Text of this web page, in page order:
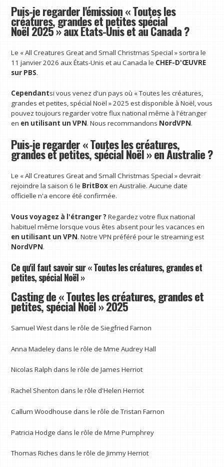
Puis-je regarder l'émission « Toutes les
créatures, grandes et petites spécial
Noël 2025 » aux États-Unis et au Canada ?
Le « All Creatures Great and Small Christmas Special » sortira le
11 janvier 2026 aux États-Unis et au Canada le CHEF-D'ŒUVRE
sur PBS.
Cependantsi vous venez d'un pays où « Toutes les créatures,
grandes et petites, spécial Noël » 2025 est disponible à Noël, vous
pouvez toujours regarder votre flux national même à l'étranger
en en utilisant un VPN. Nous recommandons NordVPN.
Puis-je regarder « Toutes les créatures,
grandes et petites, spécial Noël » en Australie ?
Le « All Creatures Great and Small Christmas Special » devrait
rejoindre la saison 6 le BritBoxen Australie. Aucune date
officielle n'a encore été confirmée.
Vous voyagez à l'étranger ? Regardez votre flux national
habituel même lorsque vous êtes absent pour les vacances en
en utilisant un VPN. Notre VPN préféré pour le streaming est
NordVPN.
Ce qu'il faut savoir sur « Toutes les créatures, grandes et
petites, spécial Noël »
Casting de « Toutes les créatures, grandes et
petites, spécial Noël » 2025
Samuel West dans le rôle de Siegfried Farnon
Anna Madeley dans le rôle de Mme Audrey Hall
Nicolas Ralph dans le rôle de James Herriot
Rachel Shenton dans le rôle d'Helen Herriot
Callum Woodhouse dans le rôle de Tristan Farnon
Patricia Hodge dans le rôle de Mme Pumphrey
Thomas Riches dans le rôle de Jimmy Herriot